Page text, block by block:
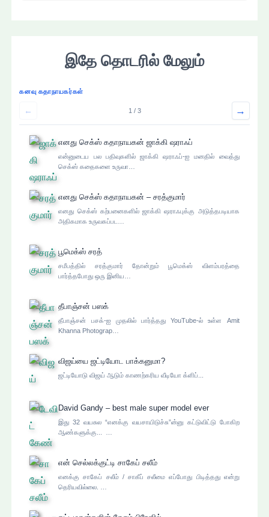
இதே தொடரில் மேலும்
கனவு கதாநாயகர்கள்
← 1 / 3 →
எனது செக்ஸ் கதாநாயகன் ஜாக்கி ஷராஃப்
என்னுடைய பல பதிவுகளில் ஜாக்கி ஷராஃப்-ஐ மனதில் வைத்து
செக்ஸ் கதைகளை உருவா…
எனது செக்ஸ் கதாநாயகன் – சரத்குமார்
எனது செக்ஸ் கற்பனைகளில் ஜாக்கி ஷராஃபுக்கு அடுத்தபடியாக
அதிகமாக உருவகப்பட…
பூமெக்ஸ் சரத்
சமீபத்தில் சரத்குமார் தோன்றும் பூமெக்ஸ் விளம்பரத்தை
பார்த்தபோது ஒரு இனிய…
தீபாஞ்சன் பஸக்
தீபாஞ்சன் பசக்-ஐ முதலில் பார்த்தது YouTube-ல் உள்ள Amit
Khanna Photograp…
விஜய்யை ஜட்டியோட பாக்கனுமா?
ஜட்டியோடு விஜய் ஆடும் காணற்கரிய வீடியோ க்ளிப்...
David Gandy – best male super model ever
இது 32 வயசுல “எனக்கு வயசாயிடுச்சு”ன்னு கட்டுவிட்டு போகிற
ஆண்களுக்கு... …
என் செல்லக்குட்டி சாகேப் சலீம்
எனக்கு சாகேப் சலீம் / சாகீப் சலீமை எப்போது பிடித்தது என்று
தெரியவில்லை. …